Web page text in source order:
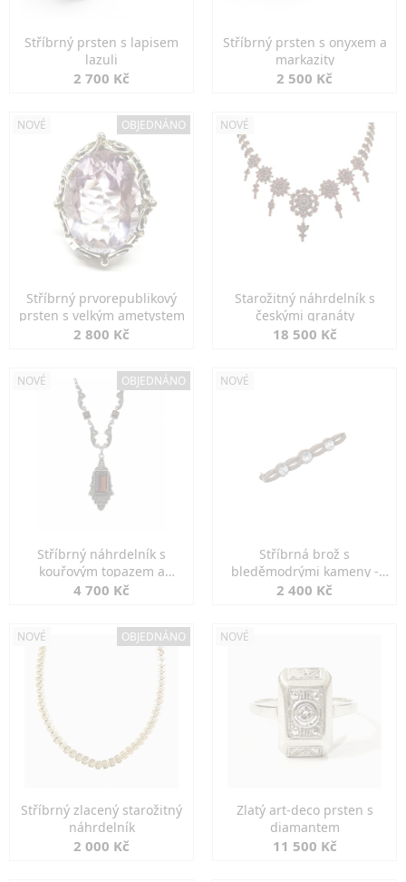
Stříbrný prsten s lapisem
lazuli
2 700 Kč
Stříbrný prsten s onyxem a
markazity
2 500 Kč
NOVÉ OBJEDNÁNO
Stříbrný prvorepublikový
prsten s velkým ametystem
2 800 Kč
NOVÉ
Starožitný náhrdelník s
českými granáty
18 500 Kč
NOVÉ OBJEDNÁNO
Stříbrný náhrdelník s
kouřovým topazem a
markazity
4 700 Kč
NOVÉ
Stříbrná brož s
bleděmodrými kameny -
jemná elegance
2 400 Kč
NOVÉ OBJEDNÁNO
Stříbrný zlacený starožitný
náhrdelník
2 000 Kč
NOVÉ
Zlatý art-deco prsten s
diamantem
11 500 Kč